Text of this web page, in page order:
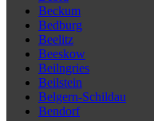
Beckum
Bedburg
Beelitz
Beeskow
Beilngries
Beilstein
Belgern-Schildau
Bendorf